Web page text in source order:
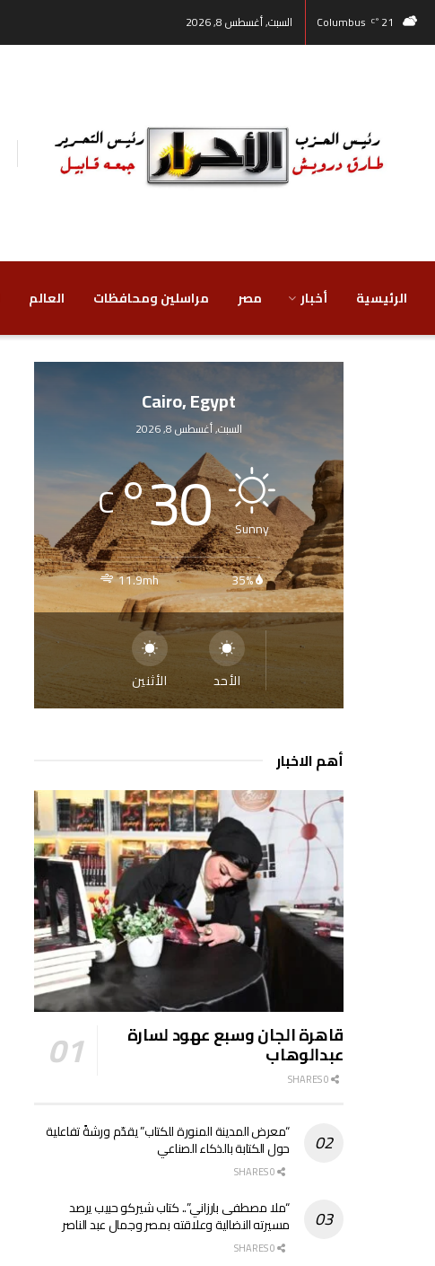
21
°C
Columbus السبت, أغسطس 8, 2026
الرئيسية أخبار مصر ‏مراسلين ومحافظات ‏العالم
Cairo, Egypt
السبت, أغسطس 8, 2026
Sunny
30
°
C
35%
11.9mh
الأحد الأثنين
أهم الاخبار
قاهرة الجان وسبع عهود لسارة
عبدالوهاب
“معرض المدينة المنورة للكتاب” يقدّم ورشةً تفاعلية
حول الكتابة بالذكاء الصناعي
“ملا مصطفى بارزاني”.. كتاب شيركو حبيب يرصد
مسيرته النضالية وعلاقته بمصر وجمال عبد الناصر